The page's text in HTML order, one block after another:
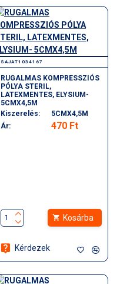
SAJAT1034167
RUGALMAS KOMPRESSZIÓS
PÓLYA STERIL,
LATEXMENTES, ELYSIUM-
5CMX4,5M
Kiszerelés:
5CMX4,5M
Ár:
470 Ft
Kosárba
Kérdezek